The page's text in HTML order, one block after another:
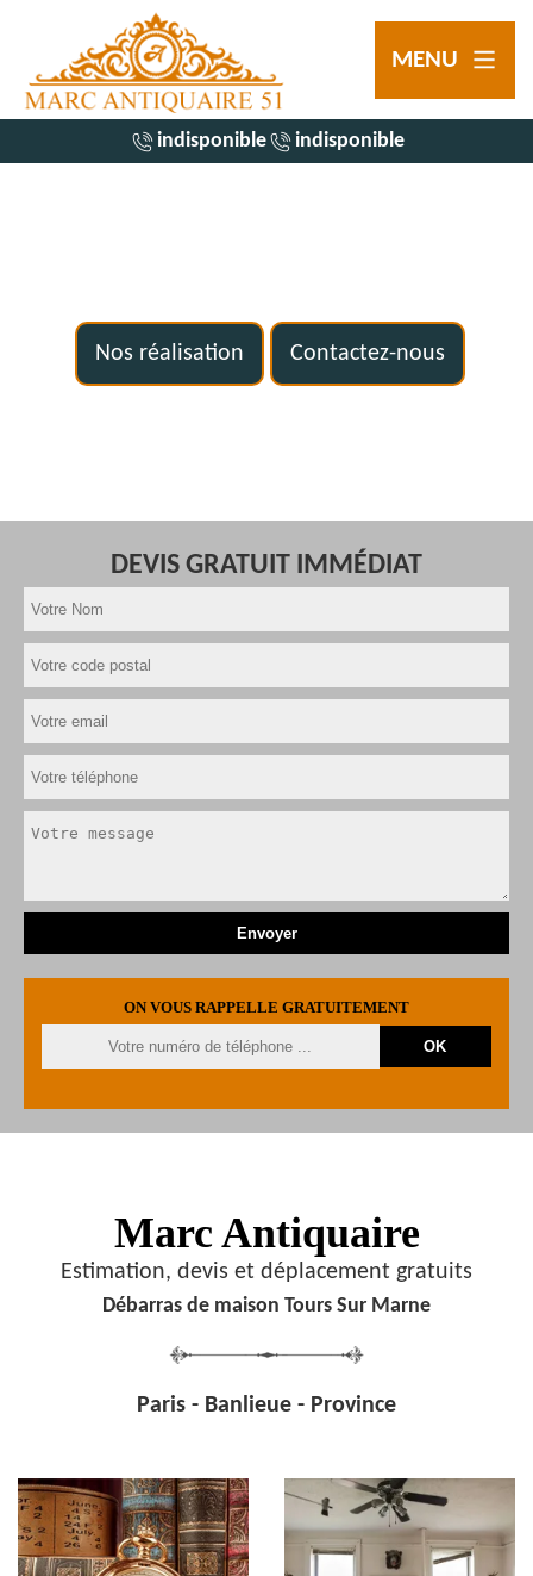
MENU
indisponible indisponible
Nos réalisation Contactez-nous
DEVIS GRATUIT IMMÉDIAT
ON VOUS RAPPELLE GRATUITEMENT
Marc Antiquaire
Estimation, devis et déplacement gratuits
Débarras de maison Tours Sur Marne
Paris - Banlieue - Province